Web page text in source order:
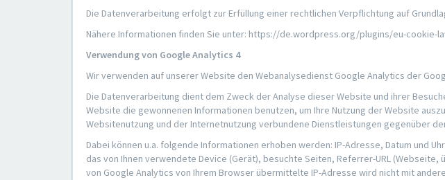
Die Datenverarbeitung erfolgt zur Erfüllung einer rechtlichen Verpflichtung auf
Nähere Informationen finden Sie unter: https://de.wordpress.org/plugins/eu-
Verwendung von Google Analytics 4
Wir verwenden auf unserer Website den Webanalysedienst Google Analytics der
Die Datenverarbeitung dient dem Zweck der Analyse dieser Website und ihrer
Website die gewonnenen Informationen benutzen, um Ihre Nutzung der Website
Websitenutzung und der Internetnutzung verbundene Dienstleistungen gegenüber
Dabei können u.a. folgende Informationen erhoben werden: IP-Adresse, Datum und
das von Ihnen verwendete Device (Gerät), besuchte Seiten, Referrer-URL
von Google Analytics von Ihrem Browser übermittelte IP-Adresse wird nicht mit